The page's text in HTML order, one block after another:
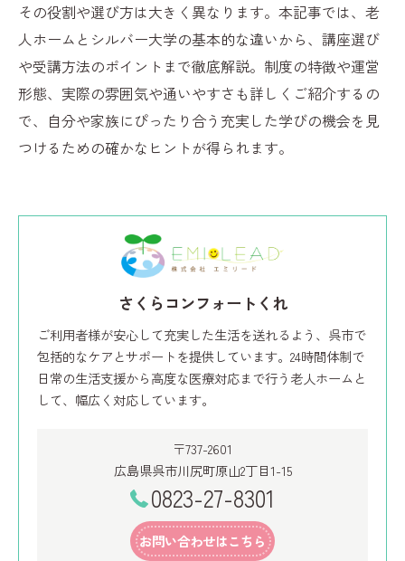
その役割や選び方は大きく異なります。本記事では、老
人ホームとシルバー大学の基本的な違いから、講座選び
や受講方法のポイントまで徹底解説。制度の特徴や運営
形態、実際の雰囲気や通いやすさも詳しくご紹介するの
で、自分や家族にぴったり合う充実した学びの機会を見
つけるための確かなヒントが得られます。
さくらコンフォートくれ
ご利用者様が安心して充実した生活を送れるよう、呉市で
包括的なケアとサポートを提供しています。24時間体制で
日常の生活支援から高度な医療対応まで行う老人ホームと
して、幅広く対応しています。
〒737-2601
広島県呉市川尻町原山2丁目1-15
0823-27-8301
お問い合わせはこちら